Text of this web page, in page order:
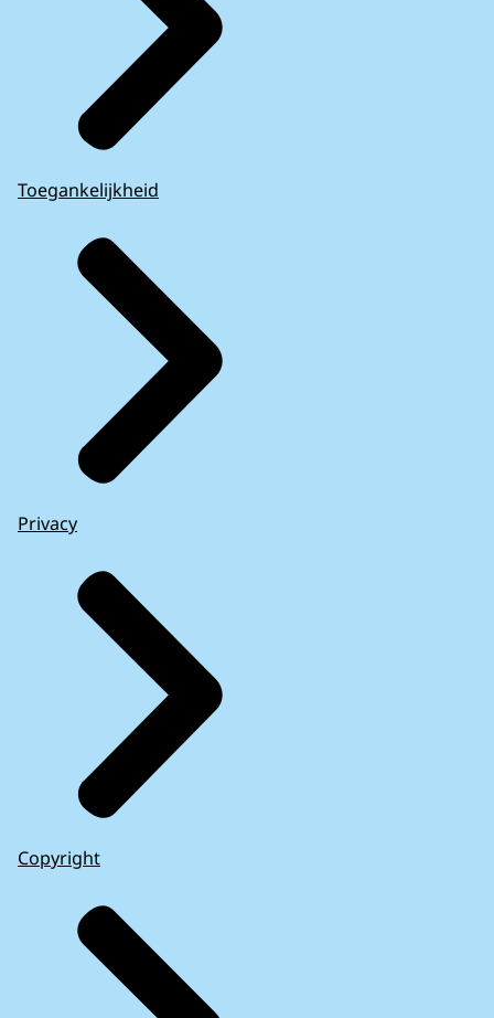
Toegankelijkheid
Privacy
Copyright